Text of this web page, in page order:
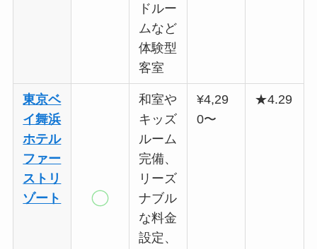
ドルー
ムなど
体験型
客室
東京ベ
イ舞浜
ホテル
ファー
ストリ
ゾート
和室や
キッズ
ルーム
完備、
リーズ
ナブル
な料金
設定、
¥4,29
0〜
★4.29